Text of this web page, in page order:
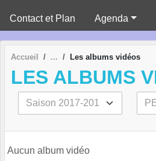
Contact et Plan Agenda
Accueil Les albums vidéos
LES ALBUMS
Aucun album vidéo